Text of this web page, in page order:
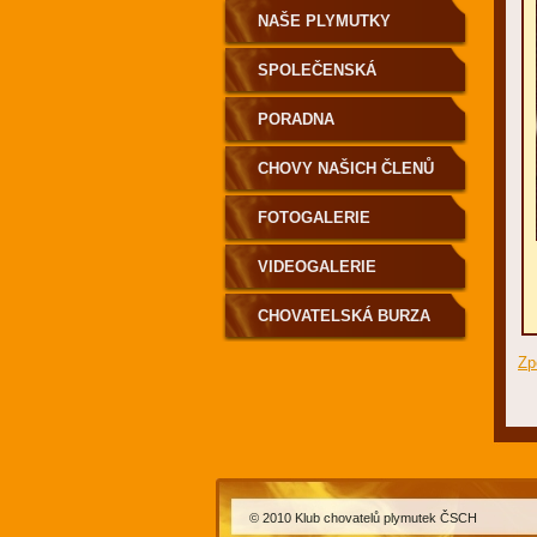
NAŠE PLYMUTKY
SPOLEČENSKÁ
KRONIKA
PORADNA
CHOVY NAŠICH ČLENŮ
FOTOGALERIE
VIDEOGALERIE
CHOVATELSKÁ BURZA
© 2010 Klub chovatelů plymutek ČSCH